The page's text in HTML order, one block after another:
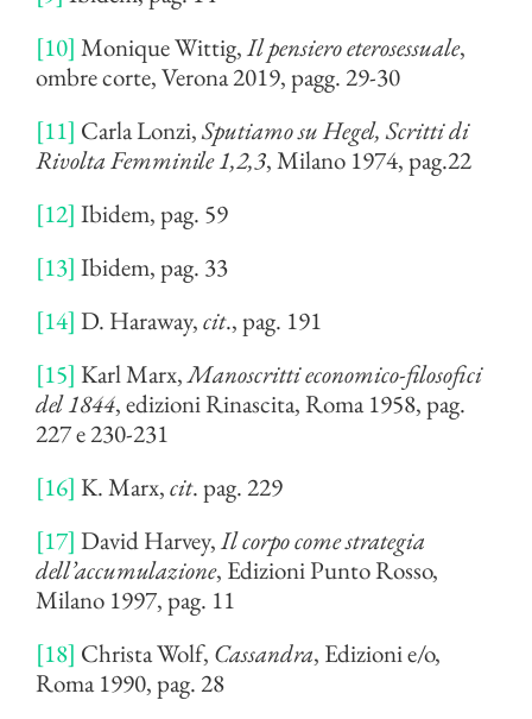
[10] Monique Wittig,Il pensiero eterosessuale,
ombre corte, Verona 2019, pagg. 29-30
[11] Carla Lonzi,Sputiamo su Hegel, Scritti di
Rivolta Femminile 1,2,3, Milano 1974, pag.22
[12] Ibidem, pag. 59
[13] Ibidem, pag. 33
[14] D. Haraway,cit., pag. 191
[15] Karl Marx,Manoscritti economico-filosofici
del 1844, edizioni Rinascita, Roma 1958, pag.
227 e 230-231
[16] K. Marx,cit. pag. 229
[17] David Harvey,Il corpo come strategia
dell’accumulazione, Edizioni Punto Rosso,
Milano 1997, pag. 11
[18] Christa Wolf, Cassandra, Edizioni e/o,
Roma 1990, pag. 28